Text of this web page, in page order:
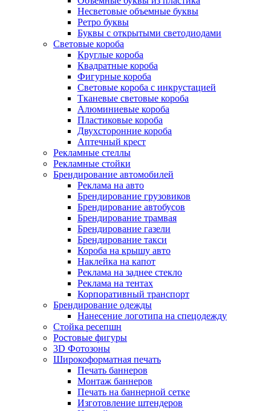
Несветовые объемные буквы
Ретро буквы
Буквы с открытыми светодиодами
Световые короба
Круглые короба
Квадратные короба
Фигурные короба
Световые короба с инкрустацией
Тканевые световые короба
Алюминиевые короба
Пластиковые короба
Двухсторонние короба
Аптечный крест
Рекламные стеллы
Рекламные стойки
Брендирование автомобилей
Реклама на авто
Брендирование грузовиков
Брендирование автобусов
Брендирование трамвая
Брендирование газели
Брендирование такси
Короба на крышу авто
Наклейка на капот
Реклама на заднее стекло
Реклама на тентах
Корпоративный транспорт
Брендирование одежды
Нанесение логотипа на спецодежду
Стойка ресепшн
Ростовые фигуры
3D Фотозоны
Широкоформатная печать
Печать баннеров
Монтаж баннеров
Печать на баннерной сетке
Изготовление штендеров